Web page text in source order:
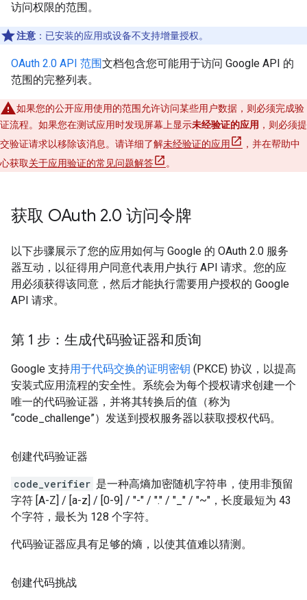
访问权限的范围。
注意 ：已安装的应用或设备不支持增量授权。
OAuth 2.0 API 范围文档包含您可能用于访问 Google API 的
范围的完整列表。
如果您的公开应用使用的范围允许访问某些用户数据，则必须完成验
证流程。如果您在测试应用时发现屏幕上显示未经验证的应用 ，则必须提
交验证请求以移除该消息。请详细了解未经验证的应用
，并在帮助中
心获取关于应用验证的常见问题解答 。
获取 OAuth 2.0 访问令牌
以下步骤展示了您的应用如何与 Google 的 OAuth 2.0 服务
器互动，以征得用户同意代表用户执行 API 请求。您的应
用必须获得该同意，然后才能执行需要用户授权的 Google
API 请求。
第 1 步：生成代码验证器和质询
Google 支持用于代码交换的证明密钥 (PKCE) 协议，以提高
安装式应用流程的安全性。系统会为每个授权请求创建一个
唯一的代码验证器，并将其转换后的值（称为
“code_challenge”）发送到授权服务器以获取授权代码。
创建代码验证器
code_verifier 是一种高熵加密随机字符串，使用非预留
字符 [A-Z] / [a-z] / [0-9] / "-" / "." / "_" / "~"，长度最短为 43
个字符，最长为 128 个字符。
代码验证器应具有足够的熵，以使其值难以猜测。
创建代码挑战